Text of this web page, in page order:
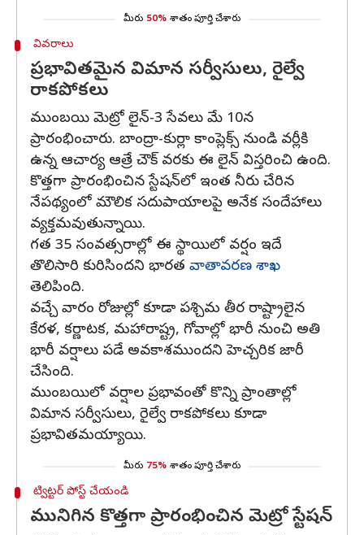
మీరు 50% శాతం పూర్తి చేశారు
వివరాలు
ప్రభావితమైన విమాన సర్వీసులు, రైల్వే
రాకపోకలు
ముంబయి మెట్రో లైన్-3 సేవలు మే 10న
ప్రారంభించారు. బాంద్రా-కుర్లా కాంప్లెక్స్ నుండి వర్లీకి
ఉన్న ఆచార్య ఆత్రే చౌక్ వరకు ఈ లైన్ విస్తరించి ఉంది.
కొత్తగా ప్రారంభించిన స్టేషన్‌లో ఇంత నీరు చేరిన
నేపథ్యంలో మౌలిక సదుపాయాలపై అనేక సందేహాలు
వ్యక్తమవుతున్నాయి.
గత 35 సంవత్సరాల్లో ఈ స్థాయిలో వర్షం ఇదే
తొలిసారి కురిసిందని భారత వాతావరణ శాఖ
తెలిపింది.
వచ్చే వారం రోజుల్లో కూడా పశ్చిమ తీర రాష్ట్రాలైన
కేరళ, కర్ణాటక, మహారాష్ట్ర, గోవాల్లో భారీ నుంచి అతి
భారీ వర్షాలు పడే అవకాశముందని హెచ్చరిక జారీ
చేసింది.
ముంబయిలో వర్షాల ప్రభావంతో కొన్ని ప్రాంతాల్లో
విమాన సర్వీసులు, రైల్వే రాకపోకలు కూడా
ప్రభావితమయ్యాయి.
మీరు 75% శాతం పూర్తి చేశారు
ట్విట్టర్ పోస్ట్ చేయండి
మునిగిన కొత్తగా ప్రారంభించిన మెట్రో స్టేషన్